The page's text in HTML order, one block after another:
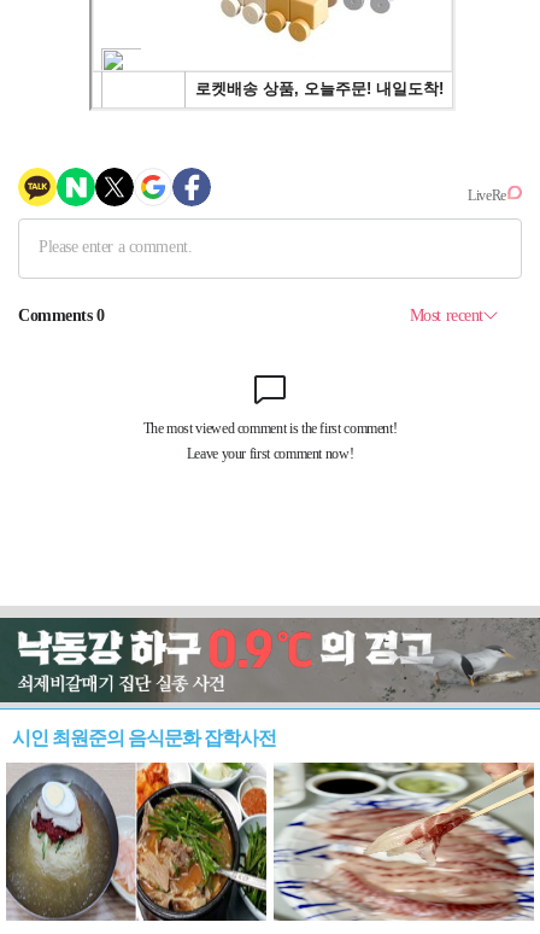
시인 최원준의 음식문화 잡학사전